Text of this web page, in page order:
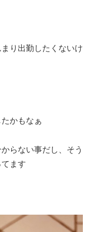
り出勤したくないけ
かもなぁ
らない事だし、そう
ます